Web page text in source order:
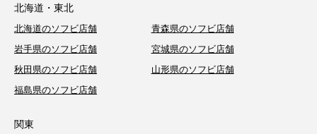
北海道・東北
北海道のソフビ店舗
青森県のソフビ店舗
岩手県のソフビ店舗
宮城県のソフビ店舗
秋田県のソフビ店舗
山形県のソフビ店舗
福島県のソフビ店舗
関東